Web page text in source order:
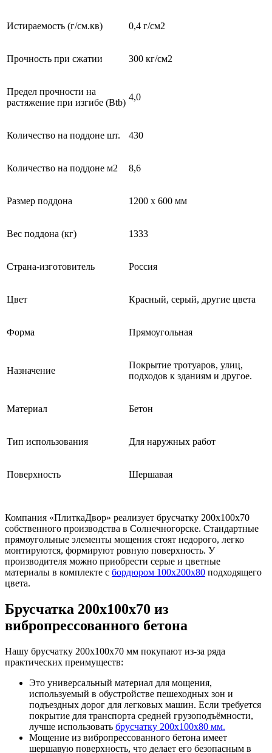
Истираемость (г/см.кв) 0,4 г/см2
Прочность при сжатии 300 кг/см2
Предел прочности на
растяжение при изгибе (Btb)
4,0
Количество на поддоне шт. 430
Количество на поддоне м2 8,6
Размер поддона 1200 x 600 мм
Вес поддона (кг) 1333
Страна-изготовитель Россия
Цвет Красный, серый, другие цвета
Форма Прямоугольная
Назначение
Покрытие тротуаров, улиц,
подходов к зданиям и другое.
Материал Бетон
Тип использования Для наружных работ
Поверхность Шершавая
Компания «ПлиткаДвор» реализует брусчатку 200х100х70
собственного производства в Солнечногорске. Стандартные
прямоугольные элементы мощения стоят недорого, легко
монтируются, формируют ровную поверхность. У
производителя можно приобрести серые и цветные
материалы в комплекте с бордюром 100х200х80 подходящего
цвета.
Брусчатка 200х100х70 из
вибропрессованного бетона
Нашу брусчатку 200х100х70 мм покупают из-за ряда
практических преимуществ:
Это универсальный материал для мощения,
используемый в обустройстве пешеходных зон и
подъездных дорог для легковых машин. Если требуется
покрытие для транспорта средней грузоподъёмности,
лучше использовать брусчатку 200х100х80 мм.
Мощение из вибропрессованного бетона имеет
шершавую поверхность, что делает его безопасным в